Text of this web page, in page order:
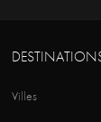
Villes